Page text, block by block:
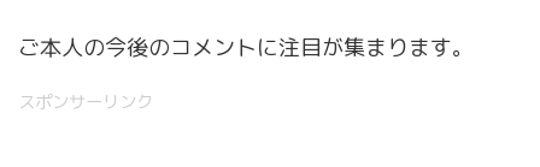
ご本人の今後のコメントに注目が集まります。
スポンサーリンク